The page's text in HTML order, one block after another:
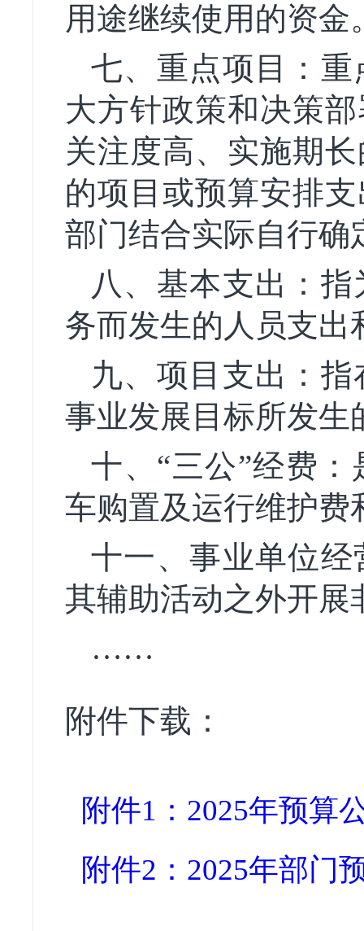
用途继续使用的资金
七、重点项目：
大方针政策和决策
关注度高、实施期
的项目或预算安排
部门结合实际自行确
八、基本支出：
务而发生的人员支出
九、项目支出：
事业发展目标所发生
十、“三公”经费
车购置及运行维护费
十一、事业单位
其辅助活动之外开展
……
附件下载：
附件1：2025年预算
附件2：2025年部门